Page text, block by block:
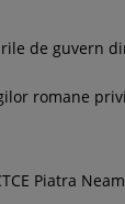
de guvern
romane
Piatra